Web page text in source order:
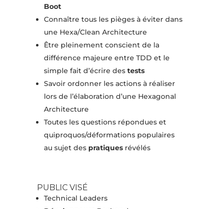
Boot
Connaître tous les pièges à éviter dans
une Hexa/Clean Architecture
Être pleinement conscient de la
différence majeure entre TDD et le
simple fait d’écrire des tests
Savoir ordonner les actions à réaliser
lors de l’élaboration d’une Hexagonal
Architecture
Toutes les questions répondues et
quiproquos/déformations populaires
au sujet des pratiquesrévélés
PUBLIC VISÉ
Technical Leaders